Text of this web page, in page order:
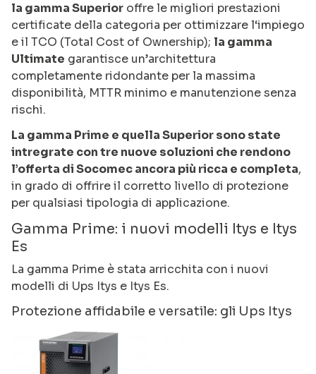
la gamma Superior offre le migliori prestazioni
certificate della categoria per ottimizzare l‘impiego
e il TCO (Total Cost of Ownership); la gamma
Ultimate garantisce un’architettura
completamente ridondante per la massima
disponibilità, MTTR minimo e manutenzione senza
rischi.
La gamma Prime e quella Superior sono state
intregrate con tre nuove soluzioni che rendono
l’offerta di Socomec ancora più ricca e completa,
in grado di offrire il corretto livello di protezione
per qualsiasi tipologia di applicazione.
Gamma Prime: i nuovi modelli Itys e Itys
Es
La gamma Prime è stata arricchita con i nuovi
modelli di Ups Itys e Itys Es.
Protezione affidabile e versatile: gli Ups Itys